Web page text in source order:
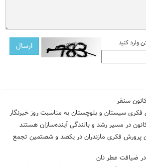
وارد کنید
سنقر
فکری سیستان و بلوچستان به مناسبت روز خبرنگار
در مسیر رشد و بالندگی آینده‌سازان هستند
پرورش فکری مازندران در یکصد و شصتمین تجمع
ضیافت عطر نان